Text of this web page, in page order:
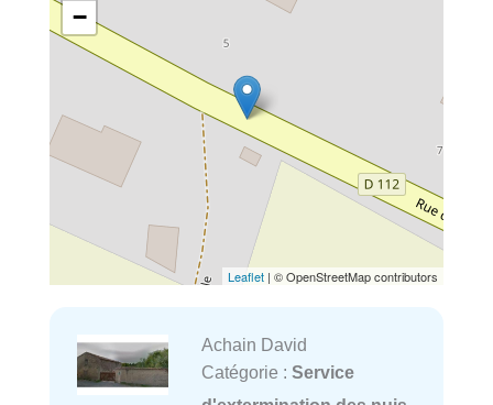
−
Leaflet | © OpenStreetMap contributors
Achain David
Catégorie : Service